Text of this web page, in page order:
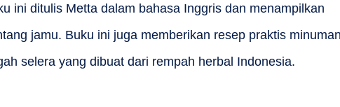
ini ditulis Metta dalam bahasa Inggris dan menampilkan
jamu. Buku ini juga memberikan resep praktis
selera yang dibuat dari rempah herbal Indonesia.